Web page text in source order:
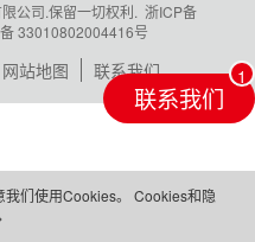
公司.保留一切权利. 浙ICP备
33010802004416号
网站地图 联系我们
联系我们
们使用Cookies。 Cookies和隐